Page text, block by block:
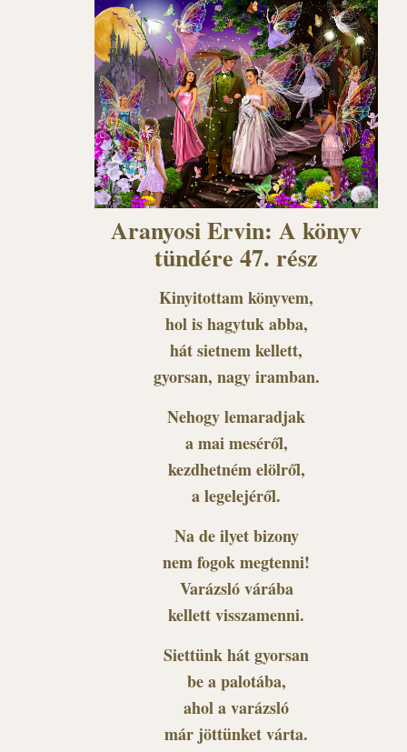
Aranyosi Ervin: A könyv
tündére 47. rész
Kinyitottam könyvem,
hol is hagytuk abba,
hát sietnem kellett,
gyorsan, nagy iramban.
Nehogy lemaradjak
a mai meséről,
kezdhetném elölről,
a legelejéről.
Na de ilyet bizony
nem fogok megtenni!
Varázsló várába
kellett visszamenni.
Siettünk hát gyorsan
be a palotába,
ahol a varázsló
már jöttünket várta.